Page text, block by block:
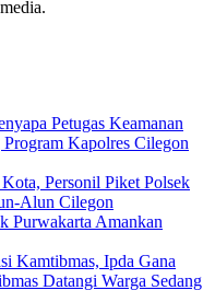
Petugas Keamanan
Kapolres Cilegon
Personil Piket Polsek
Alun Cilegon
Purwakarta Amankan
Kamtibmas, Ipda Gana
Datangi Warga Sedang